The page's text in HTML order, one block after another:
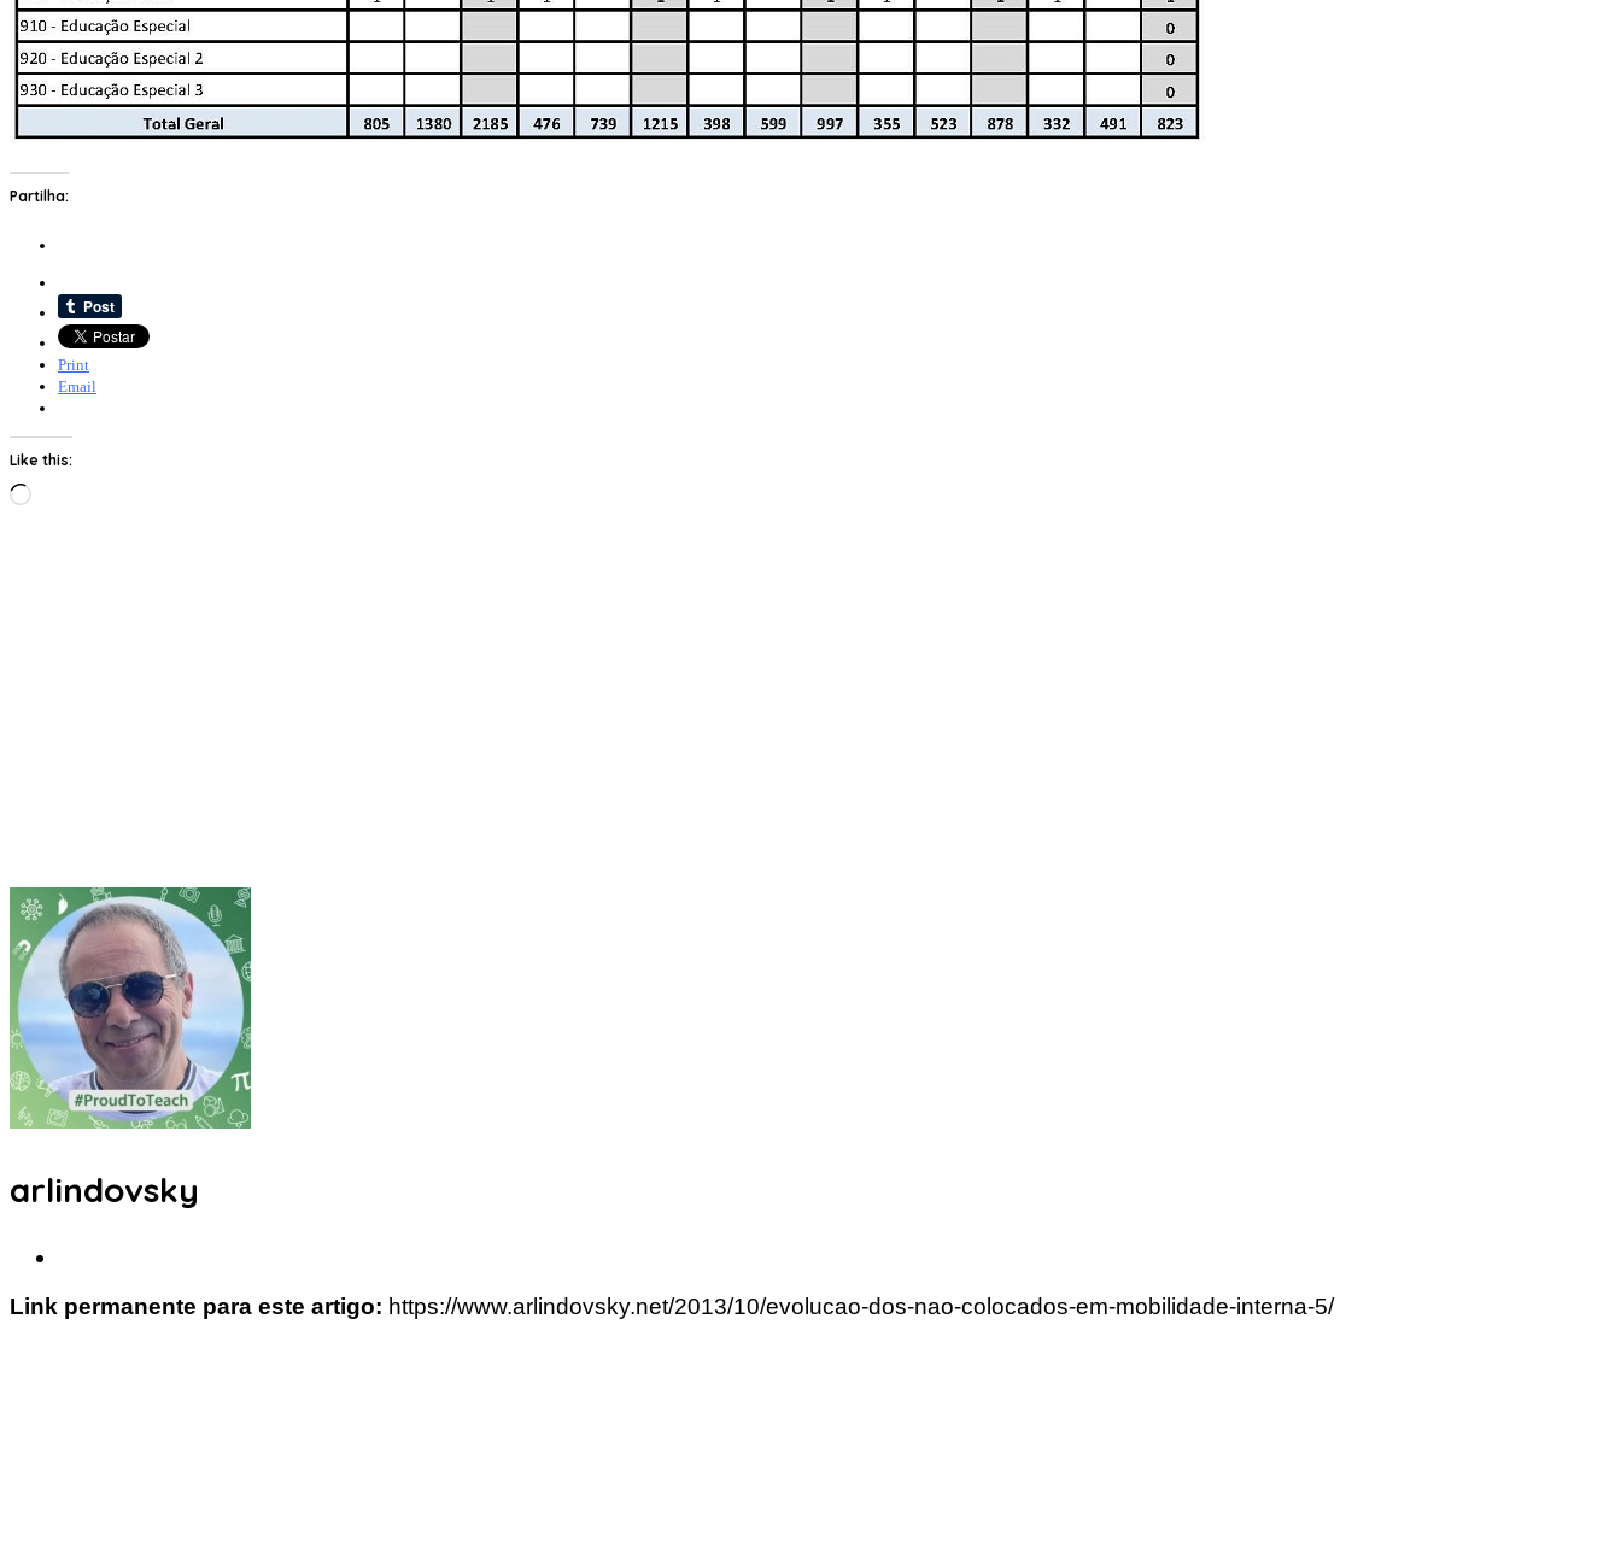
Partilha:
Print
Email
Like this:
Loading…
arlindovsky
Link permanente para este artigo: https://www.arlindovsky.net/2013/10/evolucao-dos-nao-colocados-em-mobilidade-interna-5/